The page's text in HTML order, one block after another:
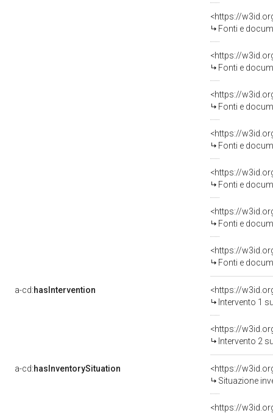
<https://
Fonti e
<https://
Fonti e
<https://
Fonti e
<https://
Fonti e
<https://
Fonti e
<https://
Fonti e
<https://
Fonti e
a-cd:hasIntervention
<https://
Intervento 1
<https://
Intervento 2
a-cd:hasInventorySituation
<https://
Situazione
<https://